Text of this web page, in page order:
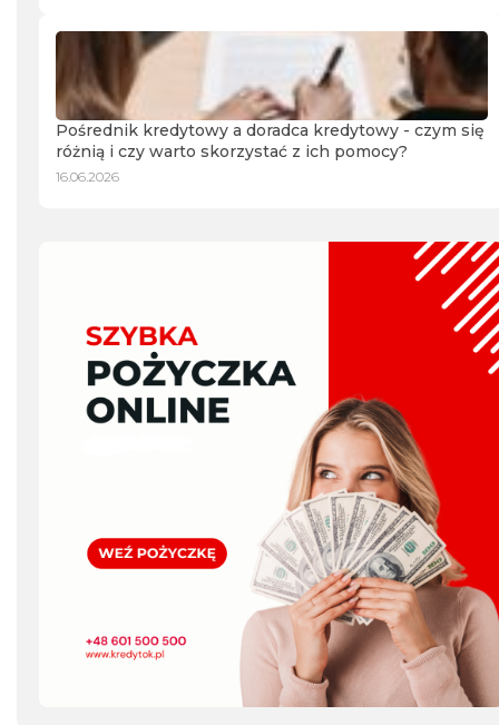
Pośrednik kredytowy a doradca kredytowy - czym się
różnią i czy warto skorzystać z ich pomocy?
16.06.2026